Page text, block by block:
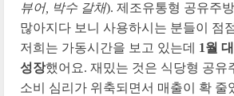
뷰어, 박수 갈채). 제조유통형 공유주
많아지다 보니 사용하시는 분들이 점
저희는 가동시간을 보고 있는데 1월
성장했어요. 재밌는 것은 식당형 공유
소비 심리가 위축되면서 매출이 확 줄